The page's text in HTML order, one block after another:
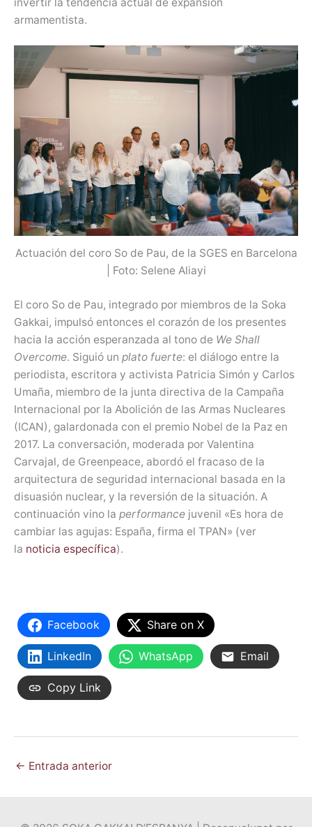
armamentista.
Actuación del coro So de Pau, de la SGES en Barcelona
| Foto: Selene Aliayi
El coro So de Pau, integrado por miembros de la Soka
Gakkai, impulsó entonces el corazón de los presentes
hacia la acción esperanzada al tono de We Shall
Overcome. Siguió un plato fuerte: el diálogo entre la
periodista, escritora y activista Patricia Simón y Carlos
Umaña, miembro de la junta directiva de la Campaña
Internacional por la Abolición de las Armas Nucleares
(ICAN), galardonada con el premio Nobel de la Paz en
2017. La conversación, moderada por Valentina
Carvajal, de Greenpeace, abordó el fracaso de la
arquitectura de seguridad internacional basada en la
disuasión nuclear, y la reversión de la situación. A
continuación vino la performance juvenil «Es hora de
cambiar las agujas: España, firma el TPAN» (ver
la noticia específica).
Facebook Share on X
LinkedIn WhatsApp Email
Copy Link
← Entrada anterior